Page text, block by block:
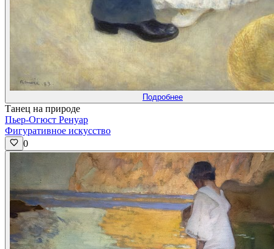
Подробнее
Танец на природе
Пьер-Огюст Ренуар
Фигуративное искусство
0